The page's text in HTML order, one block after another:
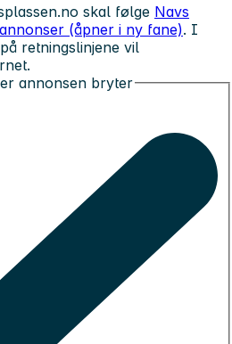
skal følge Navs
(åpner i ny fane). I
retningslinjene vil
annonsen bryter